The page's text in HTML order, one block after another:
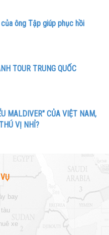
ông Tập giúp phục hồi
TOUR TRUNG QUỐC
MALDIVER" CỦA VIỆT NAM,
VỊ NHỈ?
bay
tàu
xe